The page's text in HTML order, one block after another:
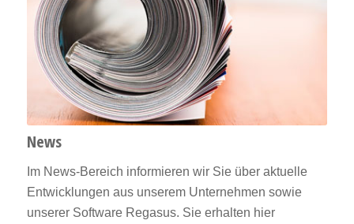
News
Im News-Bereich informieren wir Sie über aktuelle
Entwicklungen aus unserem Unternehmen sowie
unserer Software Regasus. Sie erhalten hier